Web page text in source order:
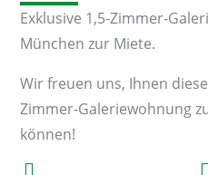
Exklusive 1,5-Zimmer-
München zur Miete.
Wir freuen uns, Ihnen
Zimmer-Galeriewohnung
können!